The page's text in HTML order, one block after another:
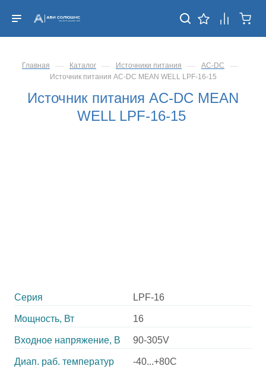
Главная — Каталог — Источники питания — AC-DC —
Источник питания AC-DC MEAN WELL LPF-16-15
Источник питания AC-DC MEAN
WELL LPF-16-15
Серия LPF-16
Мощность, Вт 16
Входное напряжение, В 90-305V
Диап. раб. температур
-40...+80C